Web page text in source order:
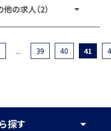
の求人（2）
... 39 40 41
探す